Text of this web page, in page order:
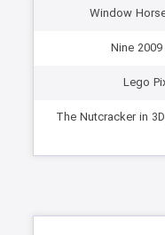
دانلود دوبله فارسی انیمیشن گردوشکن The Nutcracker in 3D